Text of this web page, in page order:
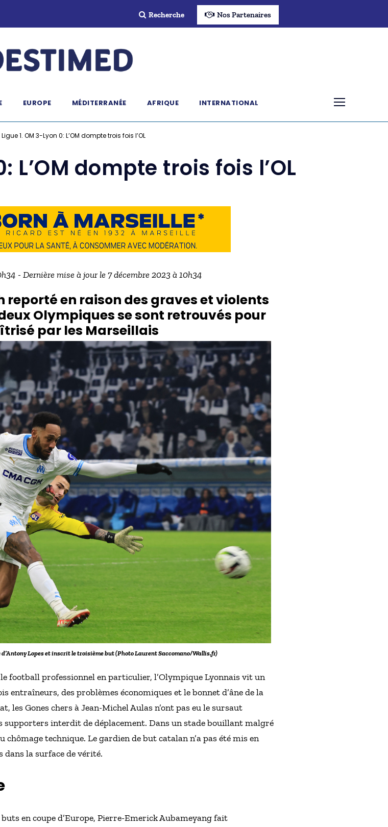
Recherche Nos Partenaires
EUROPE MÉDITERRANÉE AFRIQUE INTERNATIONAL
Ligue 1. OM 3-Lyon 0: L’OM dompte trois fois l’OL
L’OM dompte trois fois l’OL
- Dernière mise à jour le 7 décembre 2023 à 10h34
reporté en raison des graves et violents
Olympiques se sont retrouvés pour
par les Marseillais
Lopes et inscrit le troisième but (Photo Laurent Saccomano/Wallis.fr)
football professionnel en particulier, l’Olympique Lyonnais vit un
entraîneurs, des problèmes économiques et le bonnet d’âne de la
les Gones chers à Jean-Michel Aulas n’ont pas eu le sursaut
supporters interdit de déplacement. Dans un stade bouillant malgré
technique. Le gardien de but catalan n’a pas été mis en
la surface de vérité.
en coupe d’Europe, Pierre-Emerick Aubameyang fait